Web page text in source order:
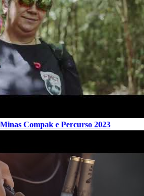
Compak e Percurso 2023